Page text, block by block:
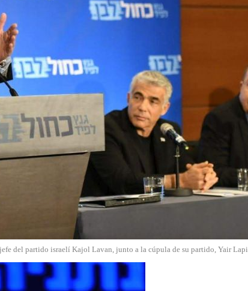
del partido israelí Kajol Lavan, junto a la cúpula de su partido, Yair